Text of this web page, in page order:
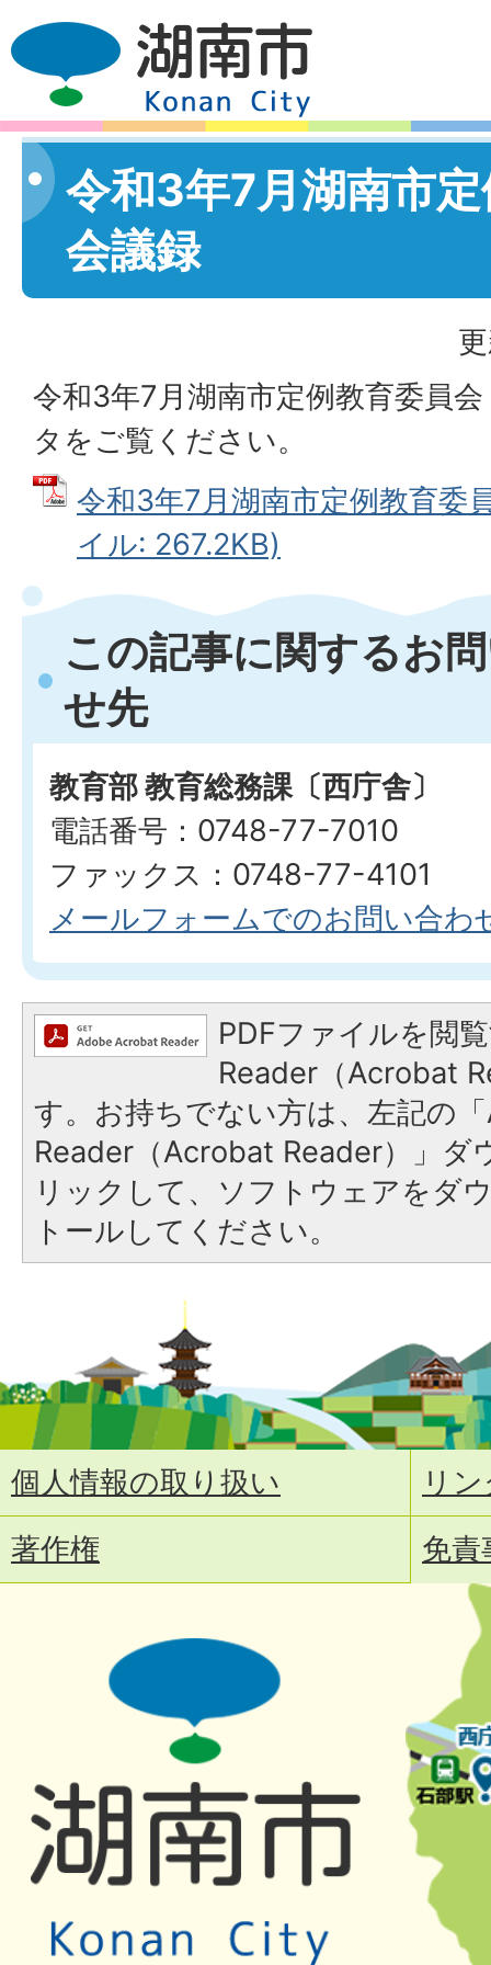
令和3年7月湖南市
会議録
令和3年7月湖南市定例教育委員
タをご覧ください。
令和3年7月湖南市定例教育委
イル: 267.2KB)
この記事に関するお
せ先
教育部 教育総務課〔西庁舎〕
電話番号：0748-77-7010
ファックス：0748-77-4101
メールフォームでのお問い合わ
PDFファイルを閲
Reader（Acrobat
す。お持ちでない方は、左記の
Reader（Acrobat Reader）」ダ
リックして、ソフトウェアをダ
トールしてください。
個人情報の取り扱い
リ
著作権
免責